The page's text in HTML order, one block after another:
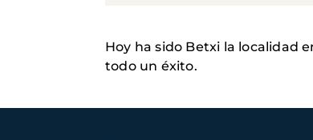
Hoy ha sido Betxi la localidad
todo un éxito.